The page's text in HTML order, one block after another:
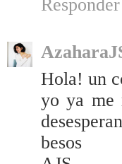
Responder
Hola! un
yo ya me
besos